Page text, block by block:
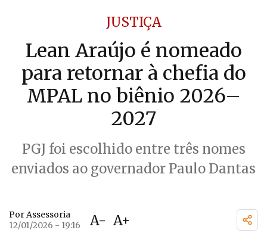
JUSTIÇA
Lean Araújo é nomeado
para retornar à chefia do
MPAL no biênio 2026–
2027
PGJ foi escolhido entre três nomes
enviados ao governador Paulo Dantas
Por Assessoria
12/01/2026 - 19:16
A- A+